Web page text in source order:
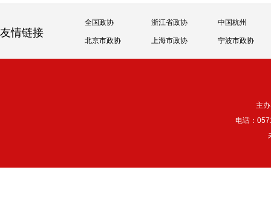
友情链接
全国政协 浙江省政协 中国杭州
北京市政协 上海市政协 宁波市政协
主
电话：